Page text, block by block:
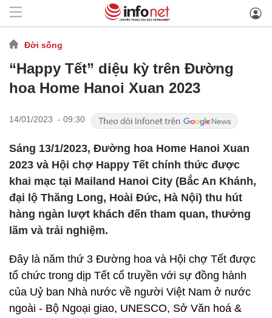
Đời sống
“Happy Tết” diệu kỳ trên Đường
hoa Home Hanoi Xuan 2023
14/01/2023 - 09:30
Sáng 13/1/2023, Đường hoa Home Hanoi Xuan
2023 và Hội chợ Happy Tết chính thức được
khai mạc tại Mailand Hanoi City (Bắc An Khánh,
đại lộ Thăng Long, Hoài Đức, Hà Nội) thu hút
hàng ngàn lượt khách đến tham quan, thưởng
lãm và trải nghiệm.
Đây là năm thứ 3 Đường hoa và Hội chợ Tết được
tổ chức trong dịp Tết cổ truyền với sự đồng hành
của Uỷ ban Nhà nước về người Việt Nam ở nước
ngoài - Bộ Ngoại giao, UNESCO, Sở Văn hoá &